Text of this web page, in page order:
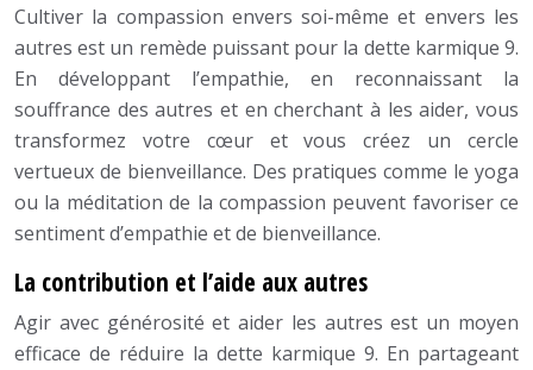
Cultiver la compassion envers soi-même et envers les
autres est un remède puissant pour la dette karmique 9.
En développant l’empathie, en reconnaissant la
souffrance des autres et en cherchant à les aider, vous
transformez votre cœur et vous créez un cercle
vertueux de bienveillance. Des pratiques comme le yoga
ou la méditation de la compassion peuvent favoriser ce
sentiment d’empathie et de bienveillance.
La contribution et l’aide aux autres
Agir avec générosité et aider les autres est un moyen
efficace de réduire la dette karmique 9. En partageant